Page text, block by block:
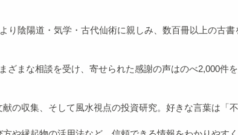
り陰陽道・気学・古代仙術に親しみ、数百冊以上の古
ざまな相談を受け、寄せられた感謝の声はのべ2,000件
の収集、そして風水視点の投資研究。好きな言葉は「